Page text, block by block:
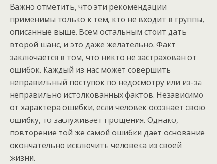
Важно отметить, что эти рекомендации
применимы только к тем, кто не входит в группы,
описанные выше. Всем остальным стоит дать
второй шанс, и это даже желательно. Факт
заключается в том, что никто не застрахован от
ошибок. Каждый из нас может совершить
неправильный поступок по недосмотру или из-за
неправильно истолкованных фактов. Независимо
от характера ошибки, если человек осознает свою
ошибку, то заслуживает прощения. Однако,
повторение той же самой ошибки дает основание
окончательно исключить человека из своей
жизни.